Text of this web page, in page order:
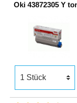
Oki 43872305 Y